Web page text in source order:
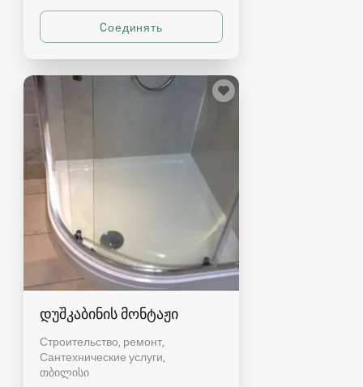
დუშკაბინის მონტაჟი
Строительство, ремонт,
Сантехнические услуги
თბილისი